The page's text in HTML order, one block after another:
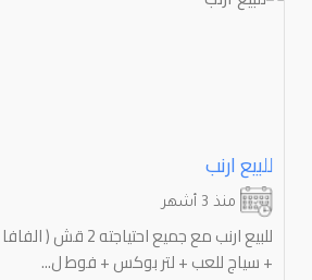
للبيع ارنب
منذ 3 أشهر
للبيع ارنب مع جميع
+ سياج للعب + لتر بوكس + فوط ل...